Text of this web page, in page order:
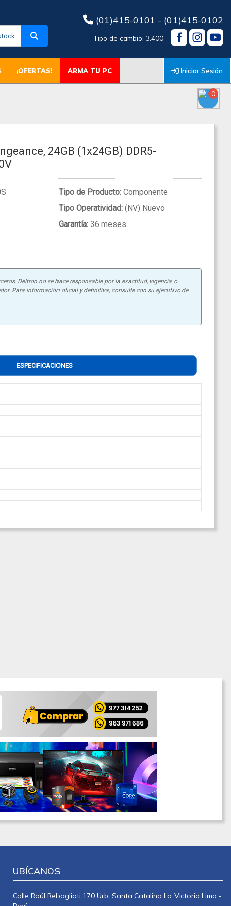
(01)415-0101 - (01)415-0102
Tipo de cambio: 3.400
¡OFERTAS! ARMA TU PC Iniciar Sesión
0
24GB (1x24GB) DDR5-
Tipo de Producto:Componente
Tipo Operatividad:(NV) Nuevo
Garantía:36 meses
Deltron no se hace responsable por la exactitud, vigencia o
Para información oficial y definitiva, consulte con su ejecutivo de
ESPECIFICACIONES
UBÍCANOS
Calle Raúl Rebagliati 170 Urb. Santa Catalina La Victoria Lima -